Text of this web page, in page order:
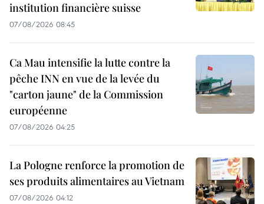
institution financière suisse
07/08/2026 08:45
Ca Mau intensifie la lutte contre la
pêche INN en vue de la levée du
"carton jaune" de la Commission
européenne
07/08/2026 04:25
La Pologne renforce la promotion de
ses produits alimentaires au Vietnam
07/08/2026 04:12